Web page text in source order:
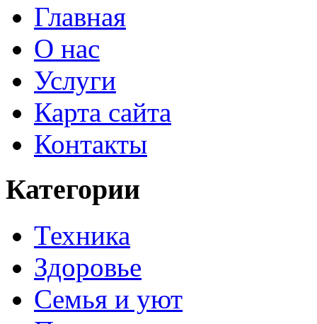
Главная
О нас
Услуги
Карта сайта
Контакты
Категории
Техника
Здоровье
Семья и уют